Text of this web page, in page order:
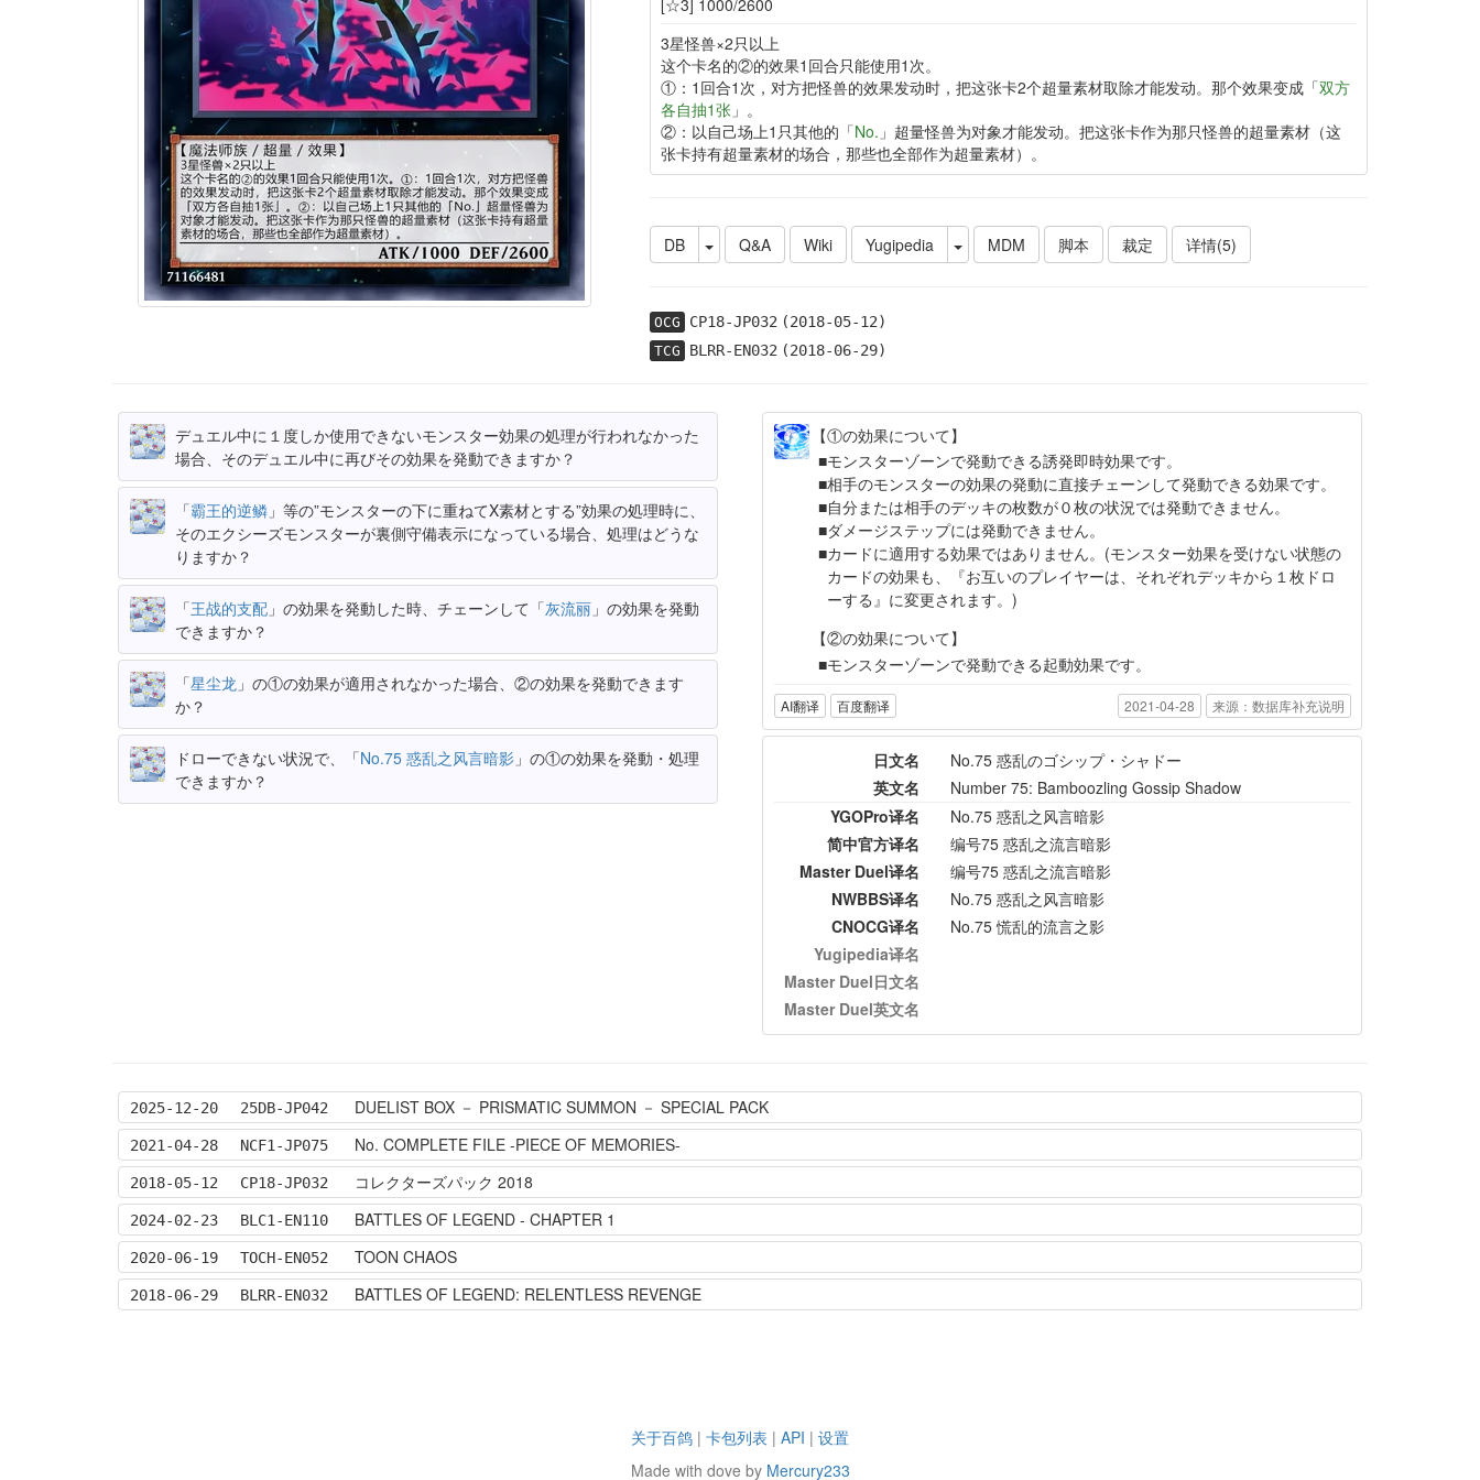
3星怪兽×2只以上
这个卡名的②的效果1回合只能使用1次。
①：1回合1次，对方把怪兽的效果发动时，把这张卡2个超量素材取除才能发动。那个效果变成「双方
各自抽1张 」。
②：以自己场上1只其他的「No. 」超量怪兽为对象才能发动。把这张卡作为那只怪兽的超量素材（这
张卡持有超量素材的场合，那些也全部作为超量素材）。
DB Q&A Wiki Yugipedia MDM 脚本 裁定 详情(5)
OCG CP18-JP032(2018-05-12)
TCG BLRR-EN032(2018-06-29)
デュエル中に１度しか使用できないモンスター効果の処理が行われなかった
場合、そのデュエル中に再びその効果を発動できますか？
「霸王的逆鳞 」等の”モンスターの下に重ねてX素材とする”効果の処理時に、
そのエクシーズモンスターが裏側守備表示になっている場合、処理はどうな
りますか？
「王战的支配 」の効果を発動した時、チェーンして「灰流丽 」の効果を発動
できますか？
「星尘龙 」の①の効果が適用されなかった場合、②の効果を発動できます
か？
ドローできない状況で、「No.75 惑乱之风言暗影 」の①の効果を発動・処理
できますか？
【①の効果について】
モンスターゾーンで発動できる誘発即時効果です。
相手のモンスターの効果の発動に直接チェーンして発動できる効果です。
自分または相手のデッキの枚数が０枚の状況では発動できません。
ダメージステップには発動できません。
カードに適用する効果ではありません。(モンスター効果を受けない状態の
カードの効果も、『お互いのプレイヤーは、それぞれデッキから１枚ドロ
ーする』に変更されます。)
【②の効果について】
モンスターゾーンで発動できる起動効果です。
AI翻译 百度翻译 2021-04-28 来源：数据库补充说明
日文名
No.75 惑乱のゴシップ・シャドー
英文名
Number 75: Bamboozling Gossip Shadow
YGOPro译名
No.75 惑乱之风言暗影
简中官方译名
编号75 惑乱之流言暗影
Master Duel译名
编号75 惑乱之流言暗影
NWBBS译名
No.75 惑乱之风言暗影
CNOCG译名
No.75 慌乱的流言之影
Yugipedia译名
Master Duel日文名
Master Duel英文名
2025-12-20 25DB-JP042 DUELIST BOX － PRISMATIC SUMMON － SPECIAL PACK
2021-04-28 NCF1-JP075 No. COMPLETE FILE -PIECE OF MEMORIES-
2018-05-12 CP18-JP032 コレクターズパック 2018
2024-02-23 BLC1-EN110 BATTLES OF LEGEND - CHAPTER 1
2020-06-19 TOCH-EN052 TOON CHAOS
2018-06-29 BLRR-EN032 BATTLES OF LEGEND: RELENTLESS REVENGE
关于百鸽 | 卡包列表 | API | 设置
Made with dove by Mercury233